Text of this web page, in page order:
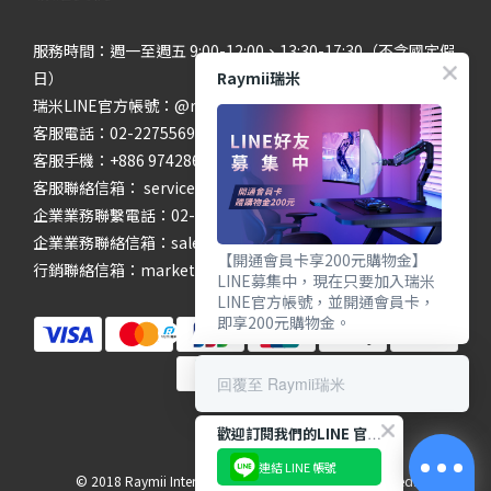
服務時間：週一至週五 9:00-12:00、13:30-17:30（不含國定假
日）
瑞米LINE官方帳號：@raymii
客服電話：02-22755699 #201 #202
客服手機：+886 974286654
客服聯絡信箱： service@raymii.com
企業業務聯繫電話：02-22755699 #302
企業業務聯絡信箱：sales@raymii.com
行銷聯絡信箱：marketing@raymii.com
© 2018 Raymii International Limited. All Rights Reserved.
Raymii瑞米
【開通會員卡享200元購物金】
LINE募集中，現在只要加入瑞米
LINE官方帳號，並開通會員卡，
即享200元購物金。
回覆至 Raymii瑞米
歡迎訂閱我們的LINE 官方帳號
連結 LINE 帳號